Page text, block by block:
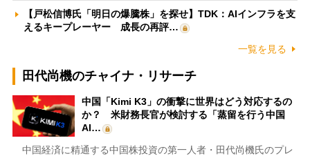
【戸松信博氏「明日の爆騰株」を探せ】TDK：AIインフラを支
えるキープレーヤー 成長の再評…
一覧を見る
田代尚機のチャイナ・リサーチ
中国「Kimi K3」の衝撃に世界はどう対応するの
か？ 米財務長官が検討する「蒸留を行う中国
AI…
中国経済に精通する中国株投資の第一人者・田代尚機氏のプレ